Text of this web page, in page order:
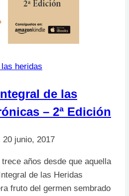
heridas
de las
– 2ª Edición
20 junio, 2017
años desde que aquella
de las Heridas
fruto del germen sembrado